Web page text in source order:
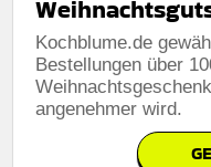
Kochblume.de
Bestellungen über
angenehmer wird.